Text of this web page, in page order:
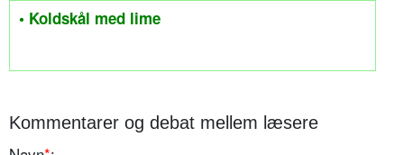
• Koldskål med lime
Kommentarer og debat mellem læsere